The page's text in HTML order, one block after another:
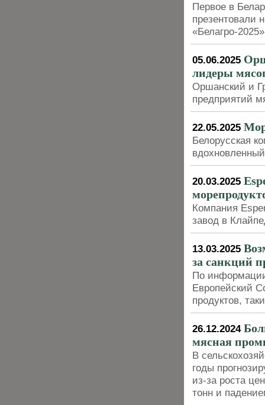
Первое в
презентовали
«Белагро-
05.06.2025
лидеры
Оршанский и
предприятий
22.05.2025
Белорусская
20.03.2025
Компания
завод в
13.03.2025
за санкций
По
Европейский
продуктов,
26.12.2024
мясная
В
годы
из-за роста
тонн и